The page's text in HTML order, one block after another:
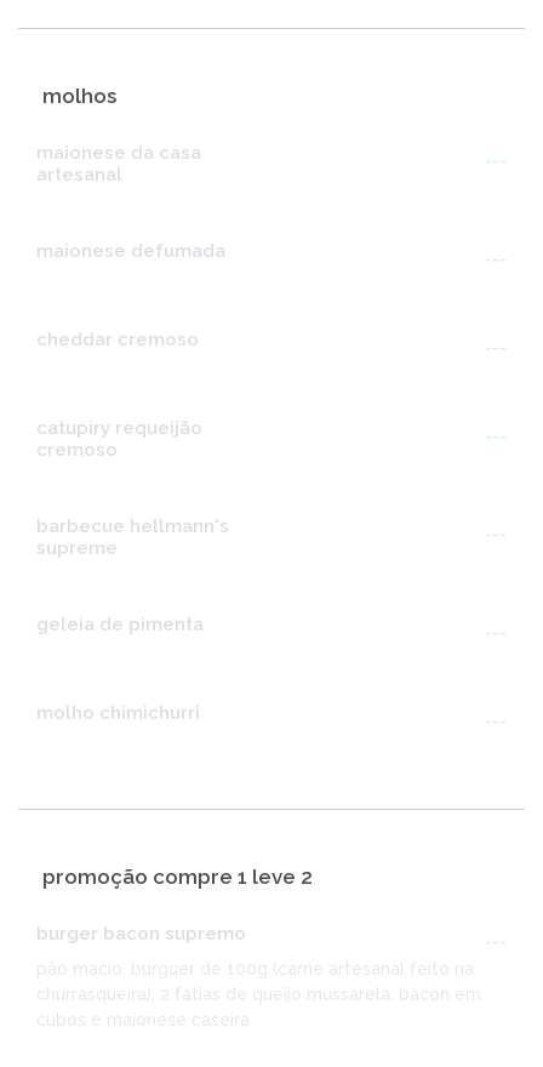
molhos
maionese da casa
artesanal
---
maionese defumada ---
cheddar cremoso ---
catupiry requeijão
cremoso
---
barbecue hellmann's
supreme
---
geleia de pimenta ---
molho chimichurri ---
promoção compre 1 leve 2
burger bacon supremo
---
pão macio, burguer de 100g (carne artesanal feito na
churrasqueira), 2 fatias de queijo mussarela, bacon em
cubos e maionese caseira